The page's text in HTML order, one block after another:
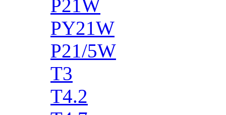
P21W
PY21W
P21/5W
T3
T4.2